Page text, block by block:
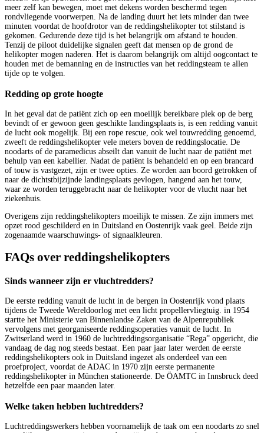
meer zelf kan bewegen, moet met dekens worden beschermd tegen
rondvliegende voorwerpen. Na de landing duurt het iets minder dan twee
minuten voordat de hoofdrotor van de reddingshelikopter tot stilstand is
gekomen. Gedurende deze tijd is het belangrijk om afstand te houden.
Tenzij de piloot duidelijke signalen geeft dat mensen op de grond de
helikopter mogen naderen. Het is daarom belangrijk om altijd oogcontact te
houden met de bemanning en de instructies van het reddingsteam te allen
tijde op te volgen.
Redding op grote hoogte
In het geval dat de patiënt zich op een moeilijk bereikbare plek op de berg
bevindt of er gewoon geen geschikte landingsplaats is, is een redding vanuit
de lucht ook mogelijk. Bij een rope rescue, ook wel touwredding genoemd,
zweeft de reddingshelikopter vele meters boven de reddingslocatie. De
noodarts of de paramedicus abseilt dan vanuit de lucht naar de patiënt met
behulp van een kabellier. Nadat de patiënt is behandeld en op een brancard
of touw is vastgezet, zijn er twee opties. Ze worden aan boord getrokken of
naar de dichtstbijzijnde landingsplaats gevlogen, hangend aan het touw,
waar ze worden teruggebracht naar de helikopter voor de vlucht naar het
ziekenhuis.
Overigens zijn reddingshelikopters moeilijk te missen. Ze zijn immers met
opzet rood geschilderd en in Duitsland en Oostenrijk vaak geel. Beide zijn
zogenaamde waarschuwings- of signaalkleuren.
FAQs over reddingshelikopters
Sinds wanneer zijn er vluchtredders?
De eerste redding vanuit de lucht in de bergen in Oostenrijk vond plaats
tijdens de Tweede Wereldoorlog met een licht propellervliegtuig. in 1954
startte het Ministerie van Binnenlandse Zaken van de Alpenrepubliek
vervolgens met georganiseerde reddingsoperaties vanuit de lucht. In
Zwitserland werd in 1960 de luchtreddingsorganisatie “Rega” opgericht, die
vandaag de dag nog steeds bestaat. Een paar jaar later werden de eerste
reddingshelikopters ook in Duitsland ingezet als onderdeel van een
proefproject, voordat de ADAC in 1970 zijn eerste permanente
reddingshelikopter in München stationeerde. De ÖAMTC in Innsbruck deed
hetzelfde een paar maanden later.
Welke taken hebben luchtredders?
Luchtreddingswerkers hebben voornamelijk de taak om een noodarts zo snel